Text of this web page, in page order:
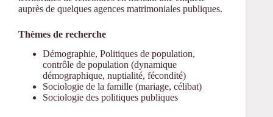
auprès de quelques agences matrimoniales publiques.
Thèmes de recherche
Démographie, Politiques de population,
contrôle de population (dynamique
démographique, nuptialité, fécondité)
Sociologie de la famille (mariage, célibat)
Sociologie des politiques publiques